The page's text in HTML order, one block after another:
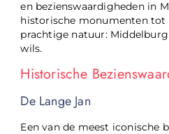
en bezienswaardigheden in
historische monumenten tot
prachtige natuur:
wils.
Historische
De Lange Jan
Een van de meest iconische